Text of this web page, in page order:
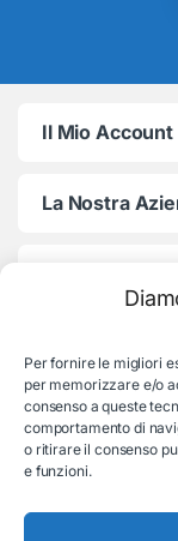
Per fornire le migliori
per memorizzare e/o
consenso a queste
comportamento di
o ritirare il consenso
e funzioni.
Il Mio Account
La Nostra